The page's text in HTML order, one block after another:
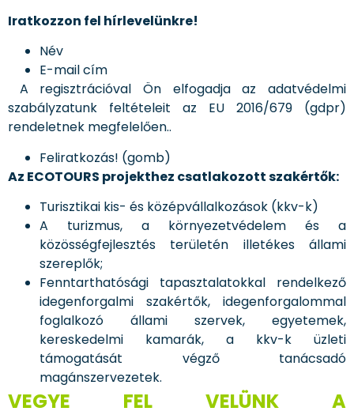
Iratkozzon fel hírlevelünkre!
Név
E-mail cím
A regisztrációval Ön elfogadja az adatvédelmi
szabályzatunk feltételeit az EU 2016/679 (gdpr)
rendeletnek megfelelően..
Feliratkozás! (gomb)
Az ECOTOURS projekthez csatlakozott szakértők:
Turisztikai kis- és középvállalkozások (kkv-k)
A turizmus, a környezetvédelem és a
közösségfejlesztés területén illetékes állami
szereplők;
Fenntarthatósági tapasztalatokkal rendelkező
idegenforgalmi szakértők, idegenforgalommal
foglalkozó állami szervek, egyetemek,
kereskedelmi kamarák, a kkv-k üzleti
támogatását végző tanácsadó
magánszervezetek.
VEGYE FEL VELÜNK A